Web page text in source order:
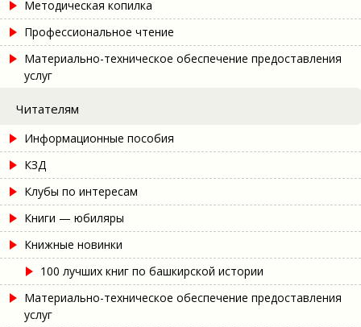
Методическая копилка
Профессиональное чтение
Материально-техническое обеспечение предоставления
услуг
Читателям
Информационные пособия
КЗД
Клубы по интересам
Книги — юбиляры
Книжные новинки
100 лучших книг по башкирской истории
Материально-техническое обеспечение предоставления
услуг